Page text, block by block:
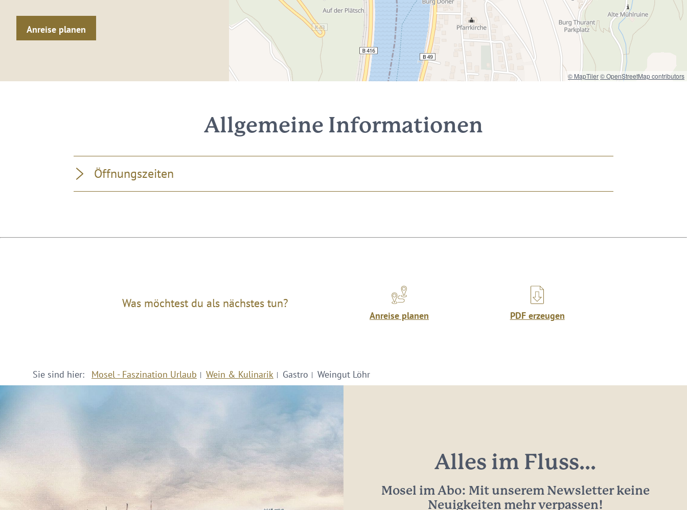
Anreise planen
© MapTiler© OpenStreetMap contributors
Allgemeine Informationen
Öffnungszeiten
Was möchtest du als nächstes tun?
Anreise planen PDF erzeugen
Sie sind hier: Mosel - Faszination Urlaub Wein & Kulinarik Gastro Weingut Löhr
Alles im Fluss...
Mosel im Abo: Mit unserem Newsletter keine
Neuigkeiten mehr verpassen!